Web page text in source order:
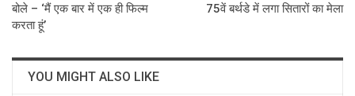
बोले – ‘मैं एक बार में एक ही फिल्म
करता हूं’
75वें बर्थडे में लगा सितारों का मेला
YOU MIGHT ALSO LIKE